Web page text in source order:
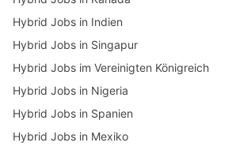
Hybrid Jobs in Indien
Hybrid Jobs in Singapur
Hybrid Jobs im Vereinigten Königreich
Hybrid Jobs in Nigeria
Hybrid Jobs in Spanien
Hybrid Jobs in Mexiko